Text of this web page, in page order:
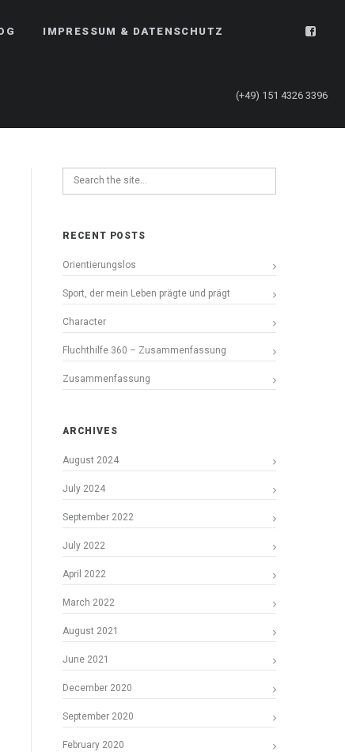
IMPRESSUM & DATENSCHUTZ
(+49) 151 4326 3396
RECENT POSTS
Orientierungslos
Sport, der mein Leben prägte und prägt
Character
Fluchthilfe 360 – Zusammenfassung
Zusammenfassung
ARCHIVES
August 2024
July 2024
September 2022
July 2022
April 2022
March 2022
August 2021
June 2021
December 2020
September 2020
February 2020